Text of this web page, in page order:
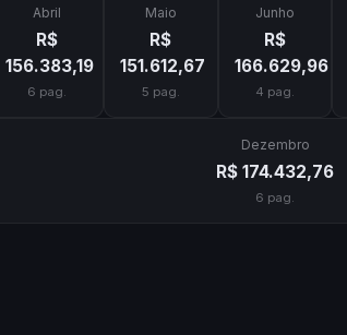
Abril
R$
156.383,19
6 pag.
Maio
R$
151.612,67
5 pag.
Junho
R$
166.629,96
4 pag.
Dezembro
R$ 174.432,76
6 pag.